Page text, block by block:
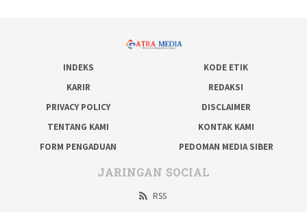
INDEKS
KODE ETIK
KARIR
REDAKSI
PRIVACY POLICY
DISCLAIMER
TENTANG KAMI
KONTAK KAMI
FORM PENGADUAN
PEDOMAN MEDIA SIBER
JARINGAN SOCIAL
RSS